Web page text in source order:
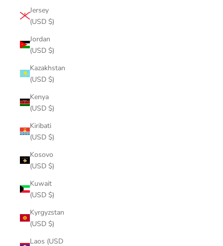
Jersey
(USD $)
Jordan
(USD $)
Kazakhstan
(USD $)
Kenya
(USD $)
Kiribati
(USD $)
Kosovo
(USD $)
Kuwait
(USD $)
Kyrgyzstan
(USD $)
Laos (USD